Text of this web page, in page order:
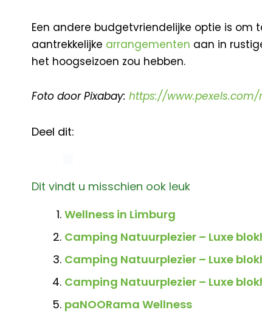
Een andere budgetvriendelijke optie is om
aantrekkelijke arrangementen aan in
het hoogseizoen zou hebben.
Foto door Pixabay: https://
Deel dit:
Dit vindt u misschien ook leuk
Wellness in Limburg
Camping Natuurplezier – Luxe
Camping Natuurplezier – Luxe
Camping Natuurplezier – Luxe
paNOORama Wellness